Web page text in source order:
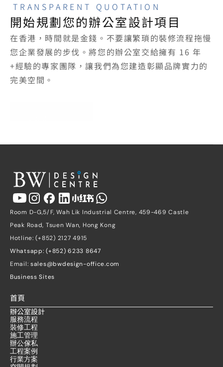
TRANSPARENT QUOTATION
開始規劃您的辦公室設計項目
在香港，時間就是金錢。不要讓繁瑣的裝修流程拖慢
您企業發展的步伐。將您的辦公室交給擁有 16 年
+經驗的專家團隊，讓我們為您建造彰顯品牌實力的
完美空間。
Room D-G,5/F, Wah Lik Industrial Centre, 459-469 Castle
Peak Road, Tsuen Wan, Hong Kong
Hotline: (+852) 2127 4915
Whatsapp: (+852) 6233 8647
Email: sales@bwdesign-office.com
Business Sites
首頁
辦公室設計
服務流程
裝修工程
施工管理
辦公傢私
工程案例
行業方案